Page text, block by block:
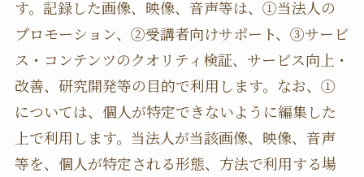
す。記録した画像、映像、音声等は、①当法人の
プロモーション、②受講者向けサポート、③サービ
ス・コンテンツのクオリティ検証、サービス向上・
改善、研究開発等の目的で利用します。なお、①
については、個人が特定できないように編集した
上で利用します。当法人が当該画像、映像、音声
等を、個人が特定される形態、方法で利用する場